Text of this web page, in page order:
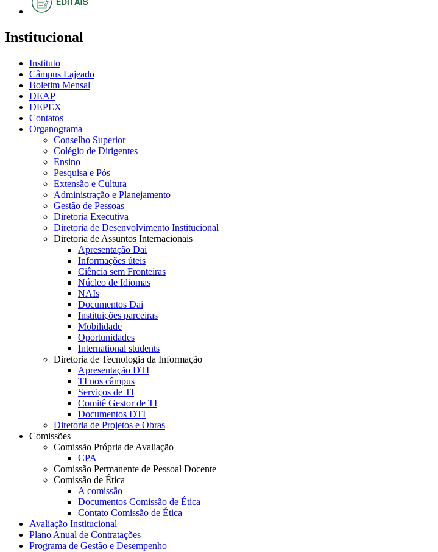
Institucional
Instituto
Câmpus Lajeado
Boletim Mensal
DEAP
DEPEX
Contatos
Organograma
Conselho Superior
Colégio de Dirigentes
Ensino
Pesquisa e Pós
Extensão e Cultura
Administração e Planejamento
Gestão de Pessoas
Diretoria Executiva
Diretoria de Desenvolvimento Institucional
Diretoria de Assuntos Internacionais
Apresentação Dai
Informações úteis
Ciência sem Fronteiras
Núcleo de Idiomas
NAIs
Documentos Dai
Instituições parceiras
Mobilidade
Oportunidades
International students
Diretoria de Tecnologia da Informação
Apresentação DTI
TI nos câmpus
Serviços de TI
Comitê Gestor de TI
Documentos DTI
Diretoria de Projetos e Obras
Comissões
Comissão Própria de Avaliação
CPA
Comissão Permanente de Pessoal Docente
Comissão de Ética
A comissão
Documentos Comissão de Ética
Contato Comissão de Ética
Avaliação Institucional
Plano Anual de Contratações
Programa de Gestão e Desempenho